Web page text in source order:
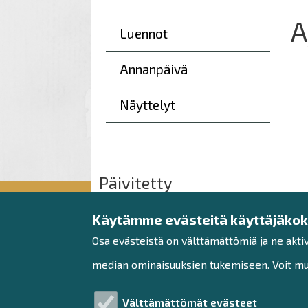
Käytämme evästeitä
Osa evästeistä on välttämättömiä ja ne
median ominaisuuksien tukemiseen. Voit
Välttämättömät evästeet
Päävalikko
Luennot
Annanpäivä
Näyttelyt
Päivitetty